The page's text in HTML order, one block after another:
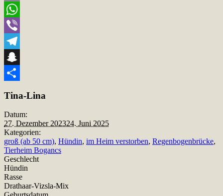
Email
WhatsApp
Viber
Telegram
Snapchat
Tina-Lina
Datum:
27. Dezember 202324. Juni 2025
Kategorien:
groß (ab 50 cm), Hündin, im Heim verstorben, Regenbogenbrücke,
Tierheim Bogancs
Geschlecht
Hündin
Rasse
Drathaar-Vizsla-Mix